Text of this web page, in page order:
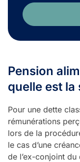
Pension
quelle est la
Pour une dette
rémunérations
lors de la
le cas d’une
de l’ex-conjoint